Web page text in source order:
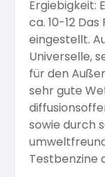
Öle für Außen
Pflege und
Versiegelung
Pflege
Kalkfarben
Anti
Isolierfarben
Silikatfarben
Pflege und
Spezialprodukte
Dichtmassen
Farbwalzen
Pinsel und
Ergiebigkeit:
ca. 10-12
eingestellt.
Universelle,
für den
sehr gute
sowie durch
Testbenzine